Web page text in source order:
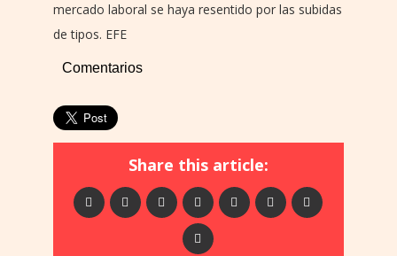
mercado laboral se haya resentido por las subidas
de tipos. EFE
Comentarios
Share this article: